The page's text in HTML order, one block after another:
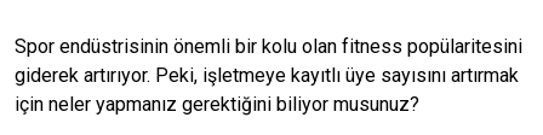
Spor endüstrisinin önemli bir kolu olan fitness popülaritesini
giderek artırıyor. Peki, işletmeye kayıtlı üye sayısını artırmak
için neler yapmanız gerektiğini biliyor musunuz?